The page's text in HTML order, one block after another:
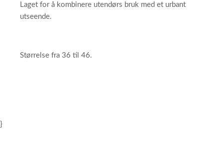
Laget for å kombinere utendørs bruk med et urbant
utseende.
Størrelse fra 36 til 46.
}